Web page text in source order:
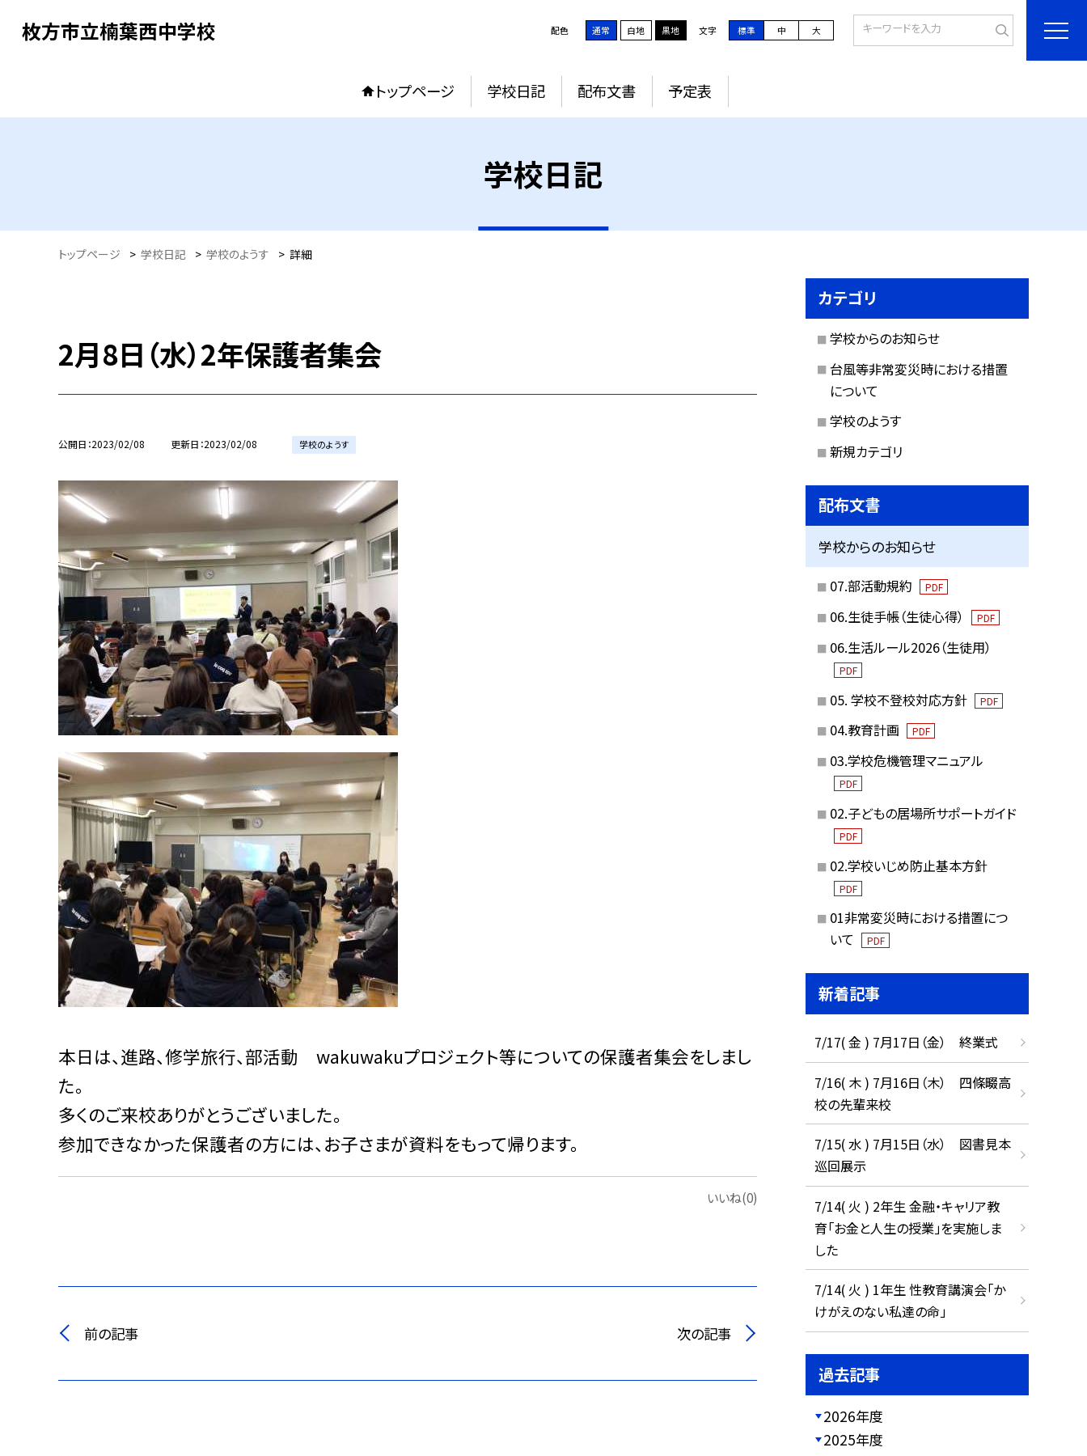
枚方市立楠葉西中学校 配色 通常 白地 黒地 文字 標準 中 大
トップページ 学校日記 配布文書 予定表
学校日記
トップページ > 学校日記 > 学校のようす > 詳細
2月8日（水）2年保護者集会
公開日 2023/02/08 更新日 2023/02/08 学校のようす
本日は、進路、修学旅行、部活動 wakuwakuプロジェクト等についての保護者集会をしまし
た。
多くのご来校ありがとうございました。
参加できなかった保護者の方には、お子さまが資料をもって帰ります。
いいね(0)
前の記事 次の記事
カテゴリ
学校からのお知らせ
台風等非常変災時における措置
について
学校のようす
新規カテゴリ
配布文書
学校からのお知らせ
07.部活動規約 PDF
06.生徒手帳（生徒心得） PDF
06.生活ルール2026（生徒用）
PDF
05. 学校不登校対応方針 PDF
04.教育計画 PDF
03.学校危機管理マニュアル
PDF
02.子どもの居場所サポートガイド
PDF
02.学校いじめ防止基本方針
PDF
01非常変災時における措置につ
いて
PDF
新着記事
7/17( 金 ) 7月17日（金） 終業式
7/16( 木 ) 7月16日（木） 四條畷高
校の先輩来校
7/15( 水 ) 7月15日（水） 図書見本
巡回展示
7/14( 火 ) 2年生 金融・キャリア教
育「お金と人生の授業」を実施しま
した
7/14( 火 ) 1年生 性教育講演会「か
けがえのない私達の命」
過去記事
2026年度
2025年度